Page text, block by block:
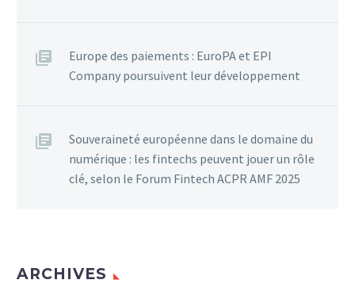
Europe des paiements : EuroPA et EPI
Company poursuivent leur développement
Souveraineté européenne dans le domaine du
numérique : les fintechs peuvent jouer un rôle
clé, selon le Forum Fintech ACPR AMF 2025
ARCHIVES